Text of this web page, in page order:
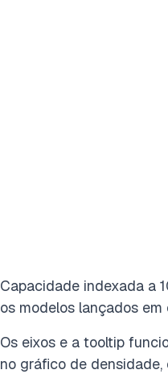
Capacidade indexada a
os modelos lançados em
Os eixos e a tooltip
no gráfico de densidade,